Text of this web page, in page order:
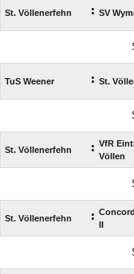
St. Völlenerfehn : SV
TuS Weener : St.
St. Völlenerfehn : VfR
Völlen
St. Völlenerfehn :
II